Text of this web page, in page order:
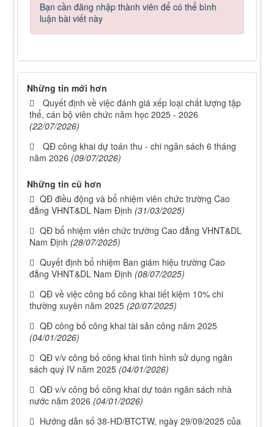
Bạn cần đăng nhập thành viên để có thể bình
luận bài viết này
Những tin mới hơn
Quyết định về việc đánh giá xếp loại chất lượng tập
thể, cán bộ viên chức năm học 2025 - 2026
(22/07/2026)
QĐ công khai dự toán thu - chi ngân sách 6 tháng
năm 2026 (09/07/2026)
Những tin cũ hơn
QĐ điều động và bổ nhiệm viên chức trường Cao
đẳng VHNT&DL Nam Định (31/03/2025)
QĐ bổ nhiệm viên chức trường Cao đẳng VHNT&DL
Nam Định (28/07/2025)
Quyết định bổ nhiệm Ban giám hiệu trường Cao
đẳng VHNT&DL Nam Định (08/07/2025)
QĐ về việc công bố công khai tiết kiệm 10% chi
thường xuyên năm 2025 (20/07/2025)
QĐ công bố công khai tài sản công năm 2025
(04/01/2026)
QĐ v/v công bố công khai tình hình sử dụng ngân
sách quý IV năm 2025 (04/01/2026)
QĐ v/v công bố công khai dự toán ngân sách nhà
nước năm 2026 (04/01/2026)
Hướng dẫn số 38-HD/BTCTW, ngày 29/09/2025 của